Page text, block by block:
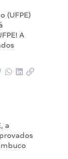
(UFPE)
A
a